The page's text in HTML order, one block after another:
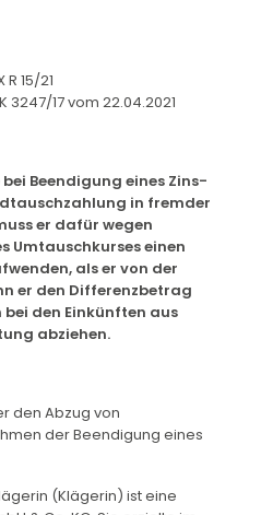
15/21
3247/17 vom 22.04.2021
Beendigung eines Zins-
in fremder
er dafür wegen
Umtauschkurses einen
als er von der
er den Differenzbetrag
den Einkünften aus
abziehen.
den Abzug von
der Beendigung eines
(Klägerin) ist eine